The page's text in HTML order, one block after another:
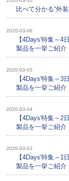
比べて分かる“外
2020-03-06
【4Days'特集～
製品を一挙ご紹介
2020-03-05
【4Days'特集～
製品を一挙ご紹介
2020-03-04
【4Days'特集～
製品を一挙ご紹介
2020-03-03
【4Days'特集～
製品を一挙ご紹介